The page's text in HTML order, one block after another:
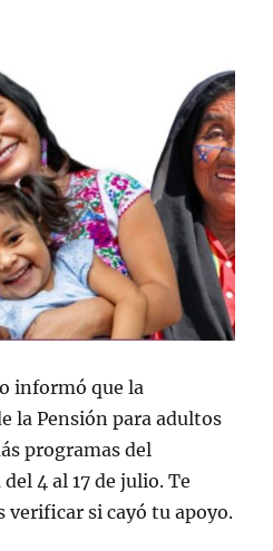
informó que la
la Pensión para adultos
programas del
4 al 17 de julio. Te
verificar si cayó tu apoyo.